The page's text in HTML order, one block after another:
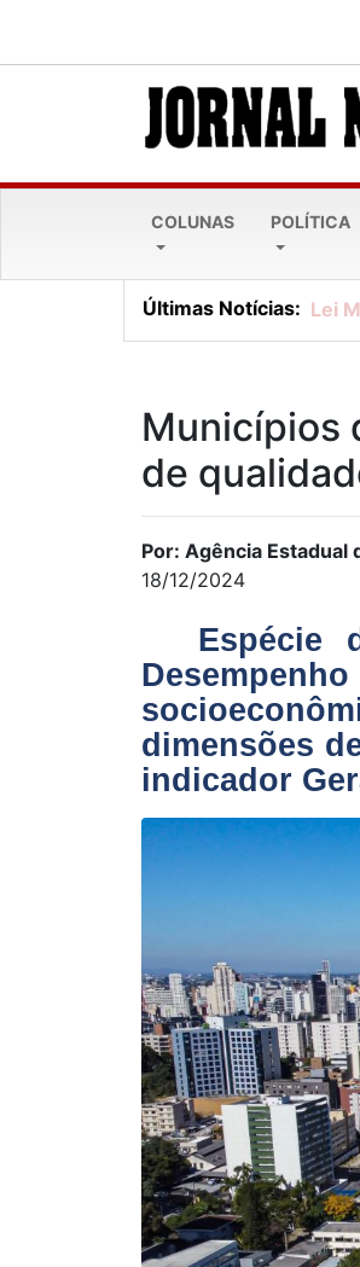
COLUNAS POLÍTICA
Últimas Notícias: Lei
Municípios
de
Por: Agência Estadual
18/12/2024
Espécie
dimensões
indicador